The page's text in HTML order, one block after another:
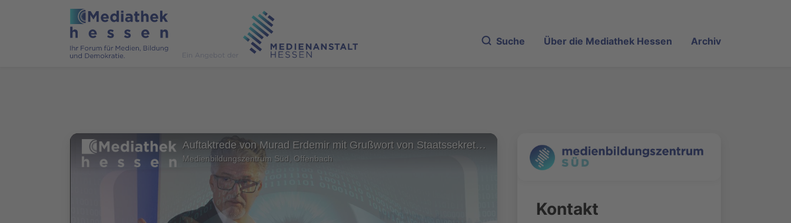
Suche Über die Mediathek Hessen Archiv
Auftaktrede von Murad Erdemir mit Grußwort von Staatssekretär Benedikt Kuhn
Medienbildungszentrum Süd, Offenbach
Kontakt